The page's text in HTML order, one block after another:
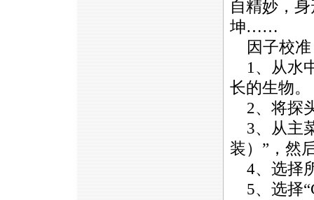
自精妙，
坤……
因子校准
1、从水
长的生物。
2、将探
3、从主
装）”，然
4、选择
5、选择